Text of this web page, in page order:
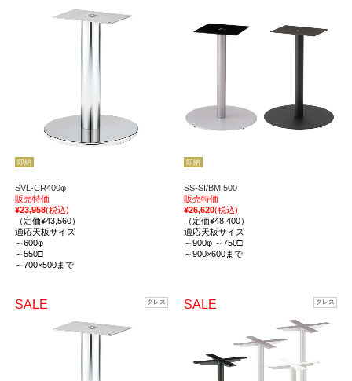
即納
SVL-CR400φ
販売特価
¥23,958(税込)
（定価¥43,560）
適応天板サイズ
～600φ
～550□
～700×500まで
即納
SS-SI/BM 500
販売特価
¥26,620(税込)
（定価¥48,400）
適応天板サイズ
～900φ ～750□
～900×600まで
SALE クレス SALE クレス